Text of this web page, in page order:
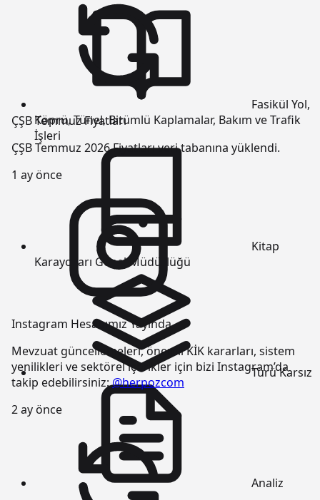
ÇŞB Temmuz Fiyatları
ÇŞB Temmuz 2026 Fiyatları veri tabanına yüklendi.
1 ay önce
Instagram Hesabımız Yayında
Mevzuat güncellemeleri, önemli KİK kararları, sistem
yenilikleri ve sektörel içerikler için bizi Instagram’da
takip edebilirsiniz:@herpozcom
2 ay önce
Fasikül Yol,
Köprü, Tünel, Bitümlü Kaplamalar, Bakım ve Trafik
İşleri
Kitap
Karayolları Genel Müdürlüğü
TürüKarsız
Analiz